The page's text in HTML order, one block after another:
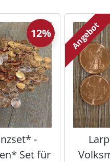
-
Set für
12% Angebot